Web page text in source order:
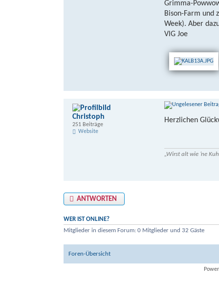
Grimma-
Bison-Farm und
Week). Aber
VlG Joe
Herzlichen
„Wirst alt wie ’ne
Christoph
251 Beiträge
Website
ANTWORTEN
WER IST ONLINE?
Mitglieder in diesem Forum: 0 Mitglieder und 32 Gäste
Foren-Übersicht